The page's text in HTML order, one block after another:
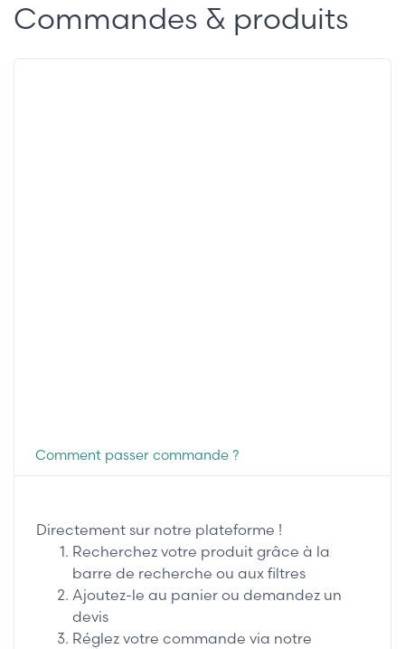
Commandes & produits
Comment passer commande ?
Directement sur notre plateforme !
Recherchez votre produit grâce à la
barre de recherche ou aux filtres
Ajoutez-le au panier ou demandez un
devis
Réglez votre commande via notre